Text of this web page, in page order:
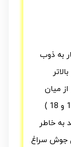
به ذوب
بالاتر
میان
به خاطر
جوش سراغ